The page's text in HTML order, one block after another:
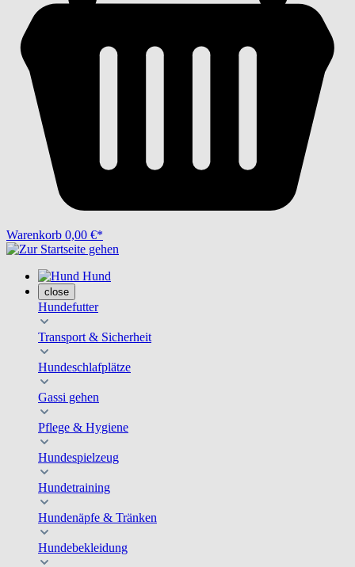
Warenkorb 0,00 €*
Hund
close
Hundefutter
Transport & Sicherheit
Hundeschlafplätze
Gassi gehen
Pflege & Hygiene
Hundespielzeug
Hundetraining
Hundenäpfe & Tränken
Hundebekleidung